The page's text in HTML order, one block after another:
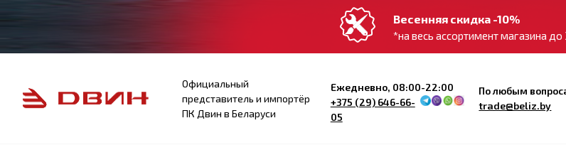
Весенняя скидка -10%
*на весь ассортимент магазина до
Официальный
представитель и импортёр
ПК Двин в Беларуси
Ежедневно, 08:00-22:00
+375 (29) 646-66-
05
По любым
trade@beliz.by